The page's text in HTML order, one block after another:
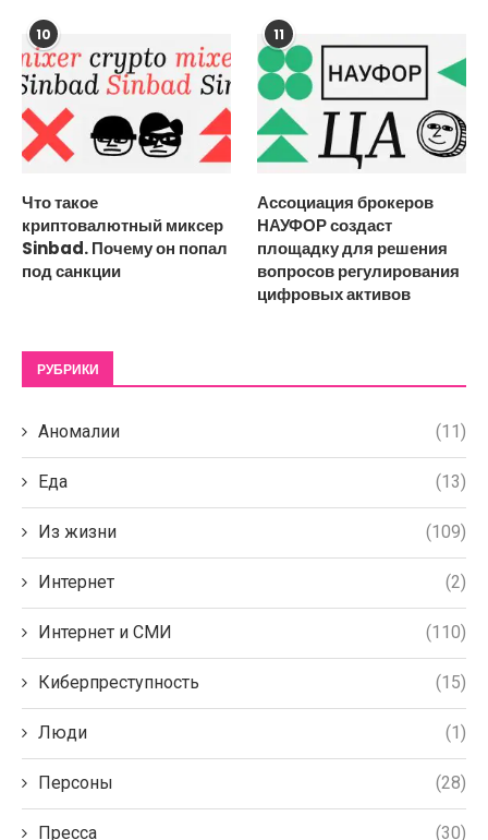
10
Что такое
криптовалютный миксер
Sinbad. Почему он попал
под санкции
11
Ассоциация брокеров
НАУФОР создаст
площадку для решения
вопросов регулирования
цифровых активов
РУБРИКИ
Аномалии (11)
Еда (13)
Из жизни (109)
Интернет (2)
Интернет и СМИ (110)
Киберпреступность (15)
Люди (1)
Персоны (28)
Пресса (30)